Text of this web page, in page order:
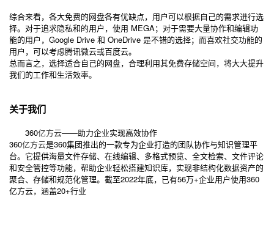
综合来看，各大免费的网盘各有优缺点，用户可以根据自己的需求进行选
择。对于追求隐私和的用户，使用 MEGA；对于需要大量协作和编辑功
能的用户，Google Drive 和 OneDrive 是不错的选择；而喜欢社交功能的
用户，可以考虑腾讯微云或百度云。
总而言之，选择适合自己的网盘，合理利用其免费存储空间，将大大提升
我们的工作和生活效率。
关于我们
360亿方云——助力企业实现高效协作
360亿方云是360集团推出的一款专为企业打造的团队协作与知识管理平
台。它提供海量文件存储、在线编辑、多格式预览、全文检索、文件评论
和安全管控等功能，帮助企业轻松搭建知识库，实现非结构化数据资产的
聚合、存储和规范化管理。截至2022年底，已有56万+企业用户使用360
亿方云，涵盖20+行业